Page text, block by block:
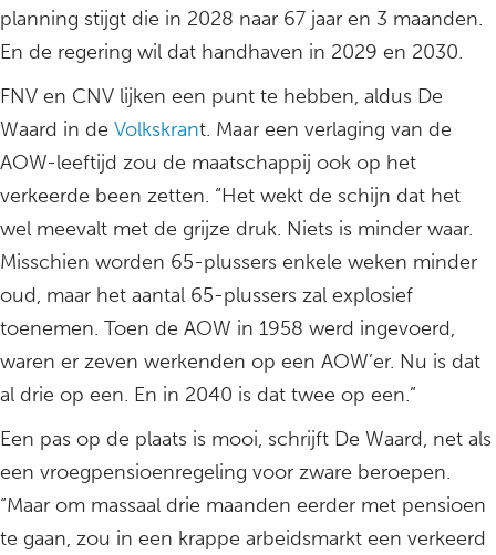
planning stijgt die in 2028 naar 67 jaar en 3 maanden.
En de regering wil dat handhaven in 2029 en 2030.
FNV en CNV lijken een punt te hebben, aldus De
Waard in de Volkskrant. Maar een verlaging van de
AOW-leeftijd zou de maatschappij ook op het
verkeerde been zetten. “Het wekt de schijn dat het
wel meevalt met de grijze druk. Niets is minder waar.
Misschien worden 65-plussers enkele weken minder
oud, maar het aantal 65-plussers zal explosief
toenemen. Toen de AOW in 1958 werd ingevoerd,
waren er zeven werkenden op een AOW’er. Nu is dat
al drie op een. En in 2040 is dat twee op een.”
Een pas op de plaats is mooi, schrijft De Waard, net als
een vroegpensioenregeling voor zware beroepen.
“Maar om massaal drie maanden eerder met pensioen
te gaan, zou in een krappe arbeidsmarkt een verkeerd